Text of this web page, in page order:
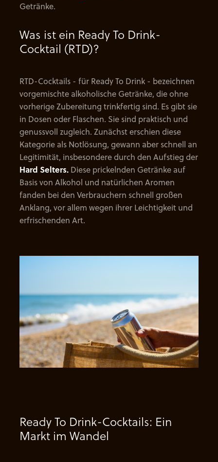
Getränke.
Was ist ein Ready To Drink-
Cocktail (RTD)?
RTD-Cocktails - für Ready To Drink - bezeichnen
vorgemischte alkoholische Getränke, die ohne
vorherige Zubereitung trinkfertig sind. Es gibt sie
in Dosen oder Flaschen. Sie sind praktisch und
genussvoll zugleich. Zunächst erschien diese
Kategorie als Notlösung, gewann aber schnell an
Legitimität, insbesondere durch den Aufstieg der
Hard Selters. Diese prickelnden Getränke auf
Basis von Alkohol und natürlichen Aromen
fanden bei den Verbrauchern schnell großen
Anklang, vor allem wegen ihrer Leichtigkeit und
erfrischenden Art.
Ready To Drink-Cocktails: Ein
Markt im Wandel